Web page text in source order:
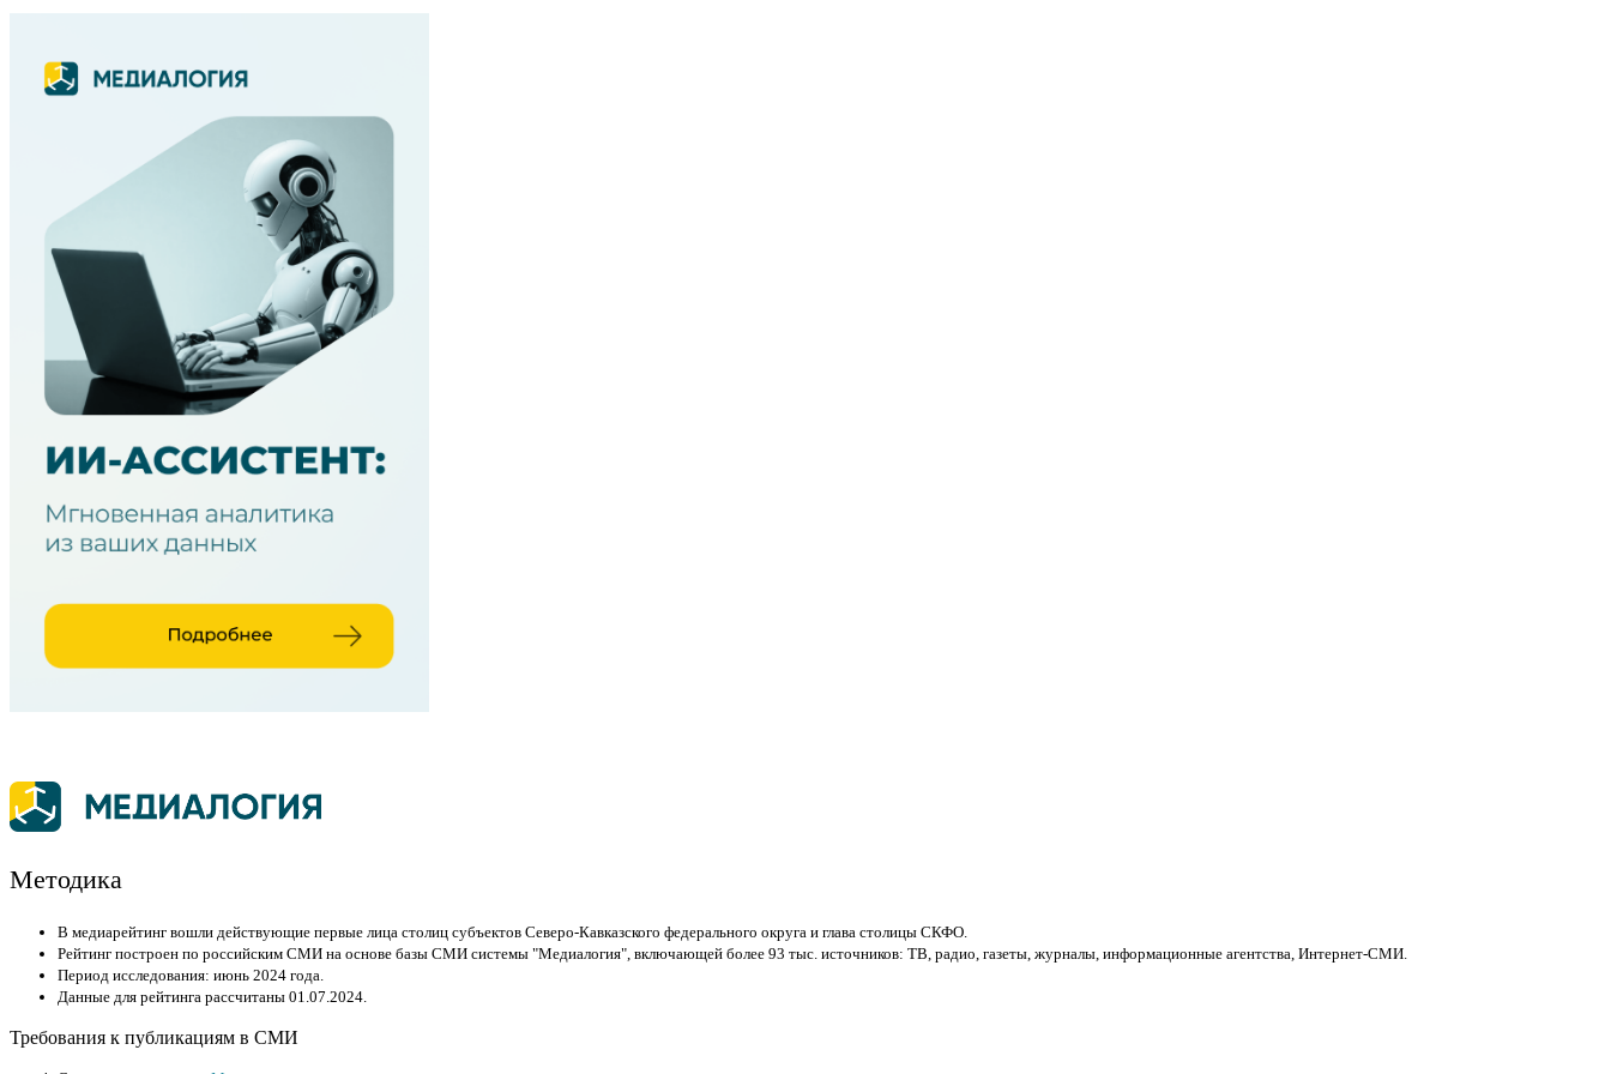
Методика
В медиарейтинг вошли действующие первые лица столиц субъектов Северо-Кавказского федерального округа и глава столицы СКФО.
Рейтинг построен по российским СМИ на основе базы СМИ системы "Медиалогия", включающей более 93 тыс. источников: ТВ, радио, газеты, журналы, информационные агентства, Интернет-СМИ.
Период исследования: июнь 2024 года.
Данные для рейтинга рассчитаны 01.07.2024.
Требования к публикациям в СМИ